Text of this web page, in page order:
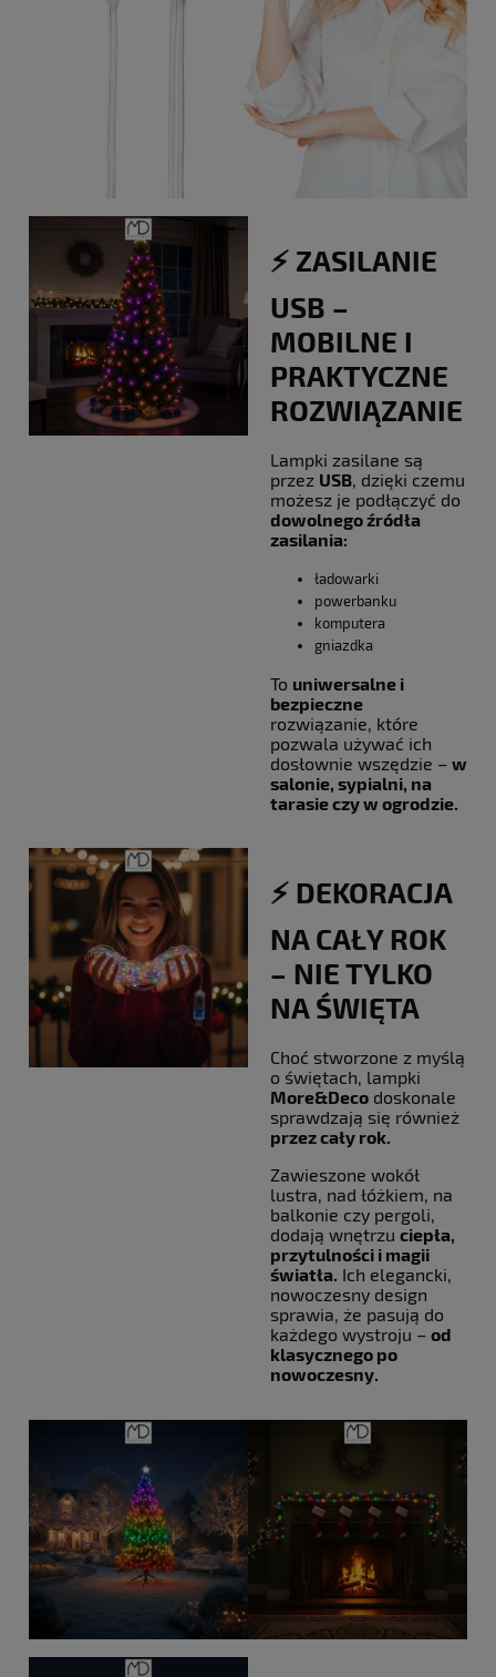
⚡️ ZASILANIE
USB –
MOBILNE I
PRAKTYCZNE
ROZWIĄZANIE
Lampki zasilane są
przez USB, dzięki czemu
możesz je podłączyć do
dowolnego źródła
zasilania:
ładowarki
powerbanku
komputera
gniazdka
To uniwersalne i
bezpieczne
rozwiązanie, które
pozwala używać ich
dosłownie wszędzie – w
salonie, sypialni, na
tarasie czy w ogrodzie.
⚡️ DEKORACJA
NA CAŁY ROK
– NIE TYLKO
NA ŚWIĘTA
Choć stworzone z myślą
o świętach, lampki
More&Deco doskonale
sprawdzają się również
przez cały rok.
Zawieszone wokół
lustra, nad łóżkiem, na
balkonie czy pergoli,
dodają wnętrzu ciepła,
przytulności i magii
światła. Ich elegancki,
nowoczesny design
sprawia, że pasują do
każdego wystroju – od
klasycznego po
nowoczesny.